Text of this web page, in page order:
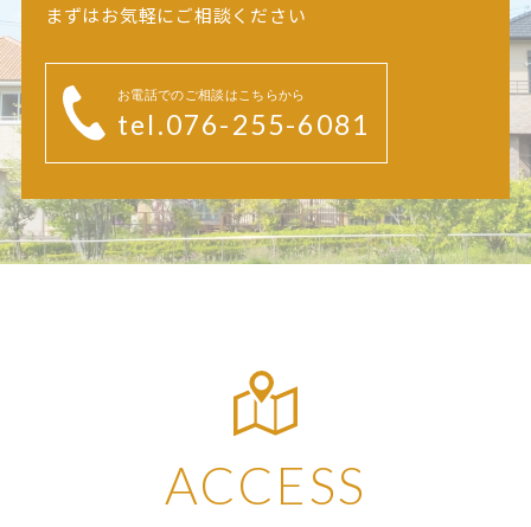
まずはお気軽にご相談ください
お電話でのご相談はこちらから
tel.076-255-6081
ACCESS